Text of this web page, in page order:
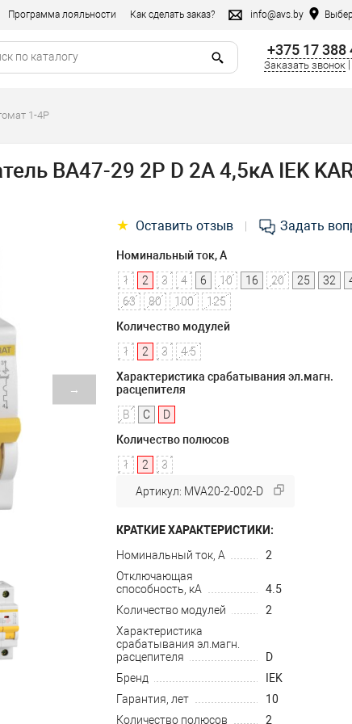
Программа лояльности Как сделать заказ? info@avs.by
+375 17 388
Заказать звонок
1-4P
ВА47-29 2P D 2А 4,5кА IEK
→
★ Оставить отзыв Задать
Номинальный ток, А
1
2 3 4 6 10 16 20 25 32
63
80 100
125
Количество модулей
1
2 3
4.5
Характеристика срабатывания эл.магн.
расцепителя
B
C
D
Количество полюсов
1
2 3
Артикул: MVA20-2-002-D
КРАТКИЕ ХАРАКТЕРИСТИКИ:
Номинальный ток, А
2
Отключающая
способность, кА
4.5
Количество модулей
2
Характеристика
срабатывания эл.магн.
расцепителя
D
Бренд
IEK
Гарантия, лет
10
Количество полюсов
2